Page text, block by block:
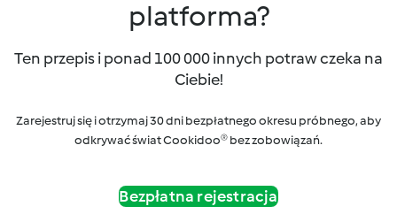
platforma?
Ten przepis i ponad 100 000 innych potraw czeka na
Ciebie!
Zarejestruj się i otrzymaj 30 dni bezpłatnego okresu próbnego, aby
odkrywać świat Cookidoo® bez zobowiązań.
Bezpłatna rejestracja